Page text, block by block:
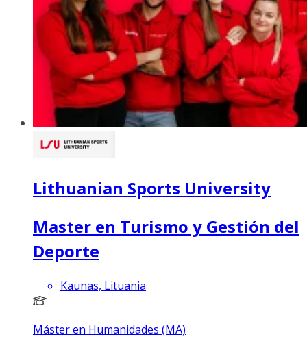
Lithuanian Sports University
Master en Turismo y Gestión del
Deporte
Kaunas, Lituania
Máster en Humanidades (MA)